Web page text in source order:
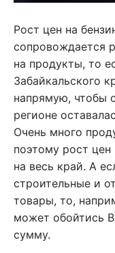
Рост цен на
сопровождается
на продукты, то
Забайкальского
напрямую, чтобы
регионе
Очень много
поэтому рост цен
на весь край. А
строительные и
товары, то,
может обойтись
сумму.